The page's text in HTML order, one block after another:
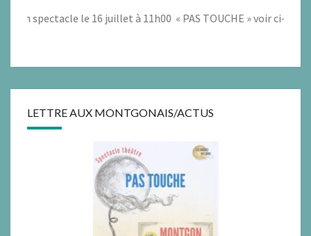
le 16 juillet à 11h00 « PAS TOUCHE » voir ci-dessous
LETTRE AUX MONTGONAIS/ACTUS